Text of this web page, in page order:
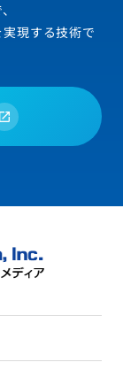
現する技術で